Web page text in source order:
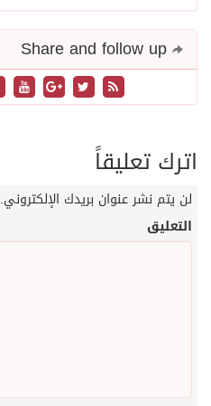
اترك تعليقاً
لن يتم نشر عنوان بريدك الإلكتروني.
التعليق